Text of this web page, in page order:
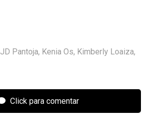
JD Pantoja, Kenia Os, Kimberly Loaiza,
Click para comentar